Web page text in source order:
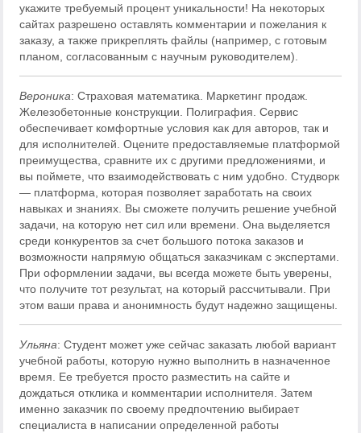
укажите требуемый процент уникальности! На некоторых
сайтах разрешено оставлять комментарии и пожелания к
заказу, а также прикреплять файлы (например, с готовым
планом, согласованным с научным руководителем).
Вероника: Страховая математика. Маркетинг продаж.
Железобетонные конструкции. Полиграфия. Сервис
обеспечивает комфортные условия как для авторов, так и
для исполнителей. Оцените предоставляемые платформой
преимущества, сравните их с другими предложениями, и
вы поймете, что взаимодействовать с ним удобно. Студворк
— платформа, которая позволяет заработать на своих
навыках и знаниях. Вы сможете получить решение учебной
задачи, на которую нет сил или времени. Она выделяется
среди конкурентов за счет большого потока заказов и
возможности напрямую общаться заказчикам с экспертами.
При оформлении задачи, вы всегда можете быть уверены,
что получите тот результат, на который рассчитывали. При
этом ваши права и анонимность будут надежно защищены.
Ульяна: Студент может уже сейчас заказать любой вариант
учебной работы, которую нужно выполнить в назначенное
время. Ее требуется просто разместить на сайте и
дождаться отклика и комментарии исполнителя. Затем
именно заказчик по своему предпочтению выбирает
специалиста в написании определенной работы